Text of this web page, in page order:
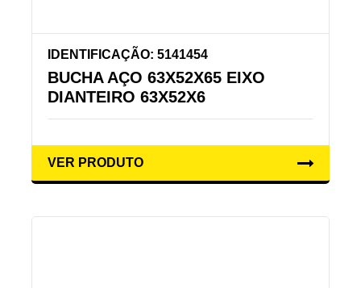
IDENTIFICAÇÃO: 5141454
BUCHA AÇO 63X52X65 EIXO
DIANTEIRO 63X52X6
VER PRODUTO